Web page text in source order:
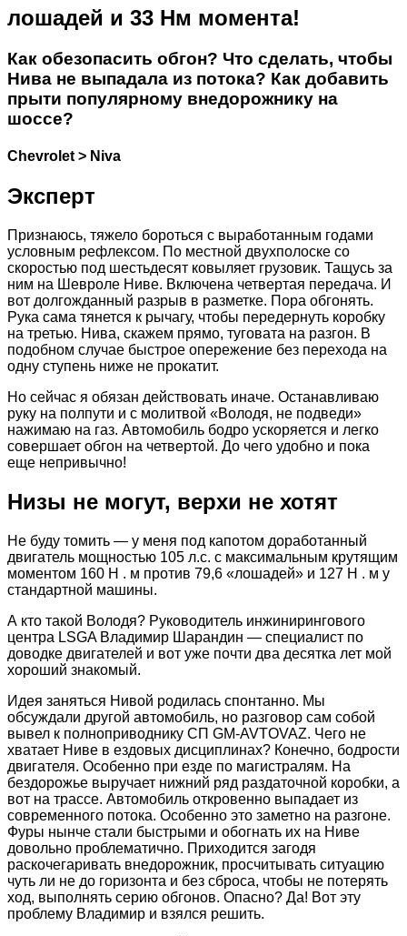
лошадей и 33 Нм момента!
Как обезопасить обгон? Что сделать, чтобы
Нива не выпадала из потока? Как добавить
прыти популярному внедорожнику на
шоссе?
Chevrolet > Niva
Эксперт
Признаюсь, тяжело бороться с выработанным годами
условным рефлексом. По местной двухполоске со
скоростью под шестьдесят ковыляет грузовик. Тащусь за
ним на Шевроле Ниве. Включена четвертая передача. И
вот долгожданный разрыв в разметке. Пора обгонять.
Рука сама тянется к рычагу, чтобы передернуть коробку
на третью. Нива, скажем прямо, туговата на разгон. В
подобном случае быстрое опережение без перехода на
одну ступень ниже не прокатит.
Но сейчас я обязан действовать иначе. Останавливаю
руку на полпути и с молитвой «Володя, не подведи»
нажимаю на газ. Автомобиль бодро ускоряется и легко
совершает обгон на четвертой. До чего удобно и пока
еще непривычно!
Низы не могут, верхи не хотят
Не буду томить — у меня под капотом доработанный
двигатель мощностью 105 л.с. с максимальным крутящим
моментом 160 Н . м против 79,6 «лошадей» и 127 Н . м у
стандартной машины.
А кто такой Володя? Руководитель инжинирингового
центра LSGA Владимир Шарандин — специалист по
доводке двигателей и вот уже почти два десятка лет мой
хороший знакомый.
Идея заняться Нивой родилась спонтанно. Мы
обсуждали другой автомобиль, но разговор сам собой
вывел к полноприводнику СП GM-AVTOVAZ. Чего не
хватает Ниве в ездовых дисциплинах? Конечно, бодрости
двигателя. Особенно при езде по магистралям. На
бездорожье выручает нижний ряд раздаточной коробки, а
вот на трассе. Автомобиль откровенно выпадает из
современного потока. Особенно это заметно на разгоне.
Фуры нынче стали быстрыми и обогнать их на Ниве
довольно проблематично. Приходится загодя
раскочегаривать внедорожник, просчитывать ситуацию
чуть ли не до горизонта и без сброса, чтобы не потерять
ход, выполнять серию обгонов. Опасно? Да! Вот эту
проблему Владимир и взялся решить.